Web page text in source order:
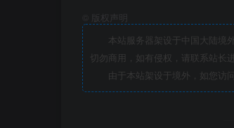
版权声明
本站服务器架设于中国大陆境外
切勿商用，如有侵权，请联系站长
由于本站架设于境外，如您访问